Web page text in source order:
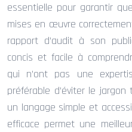
essentielle pour garantir
mises en œuvre
rapport d’audit à son
concis et facile à
qui n’ont pas une
préférable d’éviter le
un langage simple et
efficace permet une